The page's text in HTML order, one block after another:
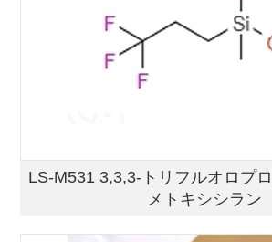
LS-M531 3,3,3-トリフルオロプ
メトキシシラン